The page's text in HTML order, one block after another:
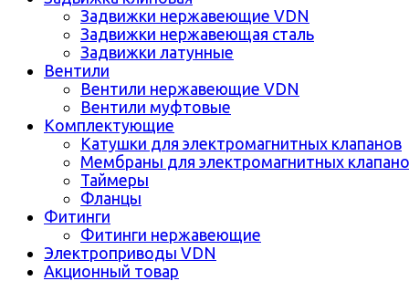
Задвижки нержавеющие VDN
Задвижки нержавеющая сталь
Задвижки латунные
Вентили
Вентили нержавеющие VDN
Вентили муфтовые
Комплектующие
Катушки для электромагнитных клапанов
Мембраны для электромагнитных
Таймеры
Фланцы
Фитинги
Фитинги нержавеющие
Электроприводы VDN
Акционный товар